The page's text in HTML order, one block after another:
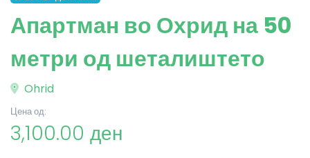
Апартман во Охрид на 50
метри од шеталиштето
Ohrid
Цена од:
3,100.00 ден